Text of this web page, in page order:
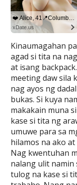
Kinaumagahan
agad si tita na
at isang
meeting daw sila
nag ayos ng
bukas. Si kuya
makakain muna
kase si tita ng
umuwe para sa
hilamos na ako
Nag kwentuhan
nalang ulit namin
tulog na kase si